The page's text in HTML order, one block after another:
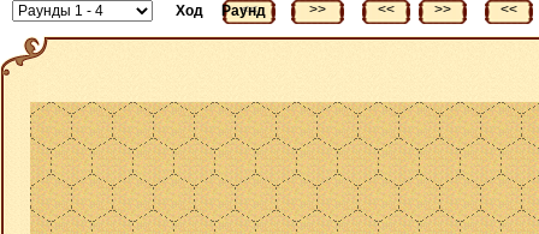
<< >> <<
Ход >> <<
Раунд